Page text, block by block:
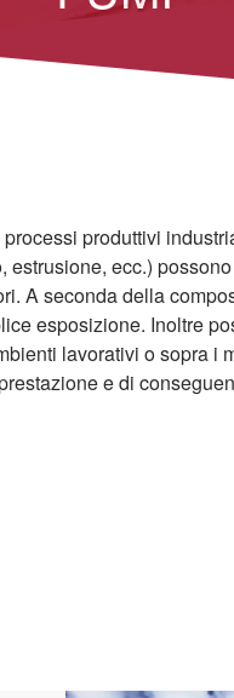
produttivi
estrusione, ecc.)
A seconda della
esposizione. Inoltre
lavorativi o sopra i
e di